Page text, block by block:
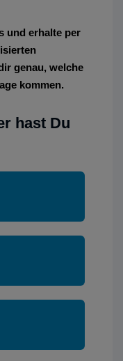
und erhalte per
genau, welche
kommen.
hast Du